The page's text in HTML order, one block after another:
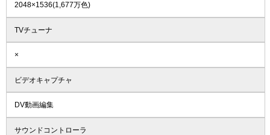
2048×1536(1,677万色)
TVチューナ
×
ビデオキャプチャ
DV動画編集
サウンドコントローラ